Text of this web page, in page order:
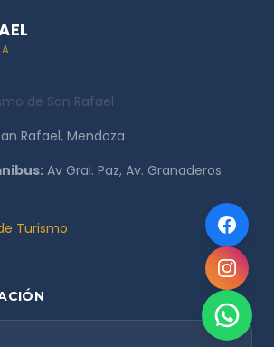
de San Rafael
Rafael, Mendoza
Av Gral. Paz, Av. Granaderos
Turismo